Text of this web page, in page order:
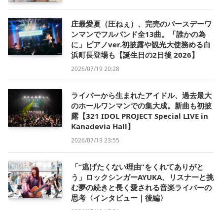
庄最愛夏（圧ねぇ）、完売のバースデーワ
ンマンでフルバンド全13曲。「誰かの為
に」ピアノver.初披露や観光大使務める白
浜町長登場も【誕生日の2日後 2026】
2026/07/19 20:28
ライバーから生まれたアイドル、過去最大
のホールワンマンでの集大成。新曲も初披
露【321 IDOL PROJECT Special LIVE in
Kanadevia Hall】
2026/07/13 23:55
「“逃げたくない理由”をくれてありがと
う」ロックシンガーAYUKA、リスナーと挑
む夢の続きと長く愛される音楽ライバーの
思考〈インタビュー｜後編〉